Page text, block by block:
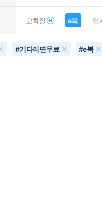
고화질 e북 연
#기다리면무료 #e북